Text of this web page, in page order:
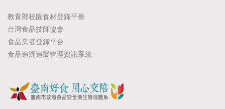
教育部校園食材登錄平臺
台灣食品技師協會
食品業者登錄平台
食品追溯追蹤管理資訊系統